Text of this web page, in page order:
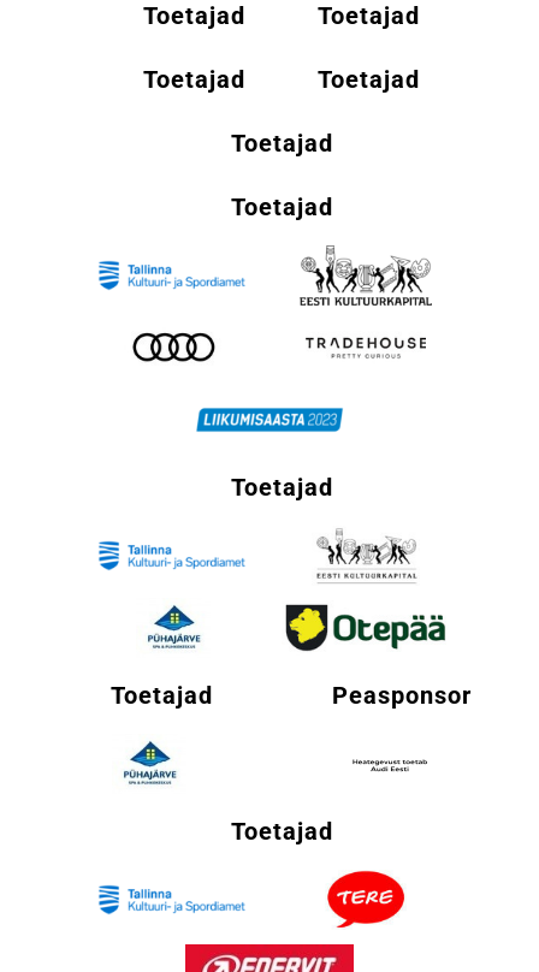
Toetajad Toetajad
Toetajad Toetajad
Toetajad
Toetajad
Toetajad
Toetajad Peasponsor
Toetajad